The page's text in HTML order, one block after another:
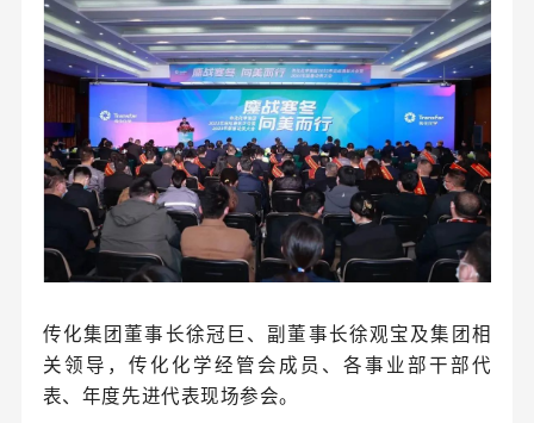
传化集团董事长徐冠巨、副董事长徐观宝及集团相
关领导，传化化学经管会成员、各事业部干部代
表、年度先进代表现场参会。